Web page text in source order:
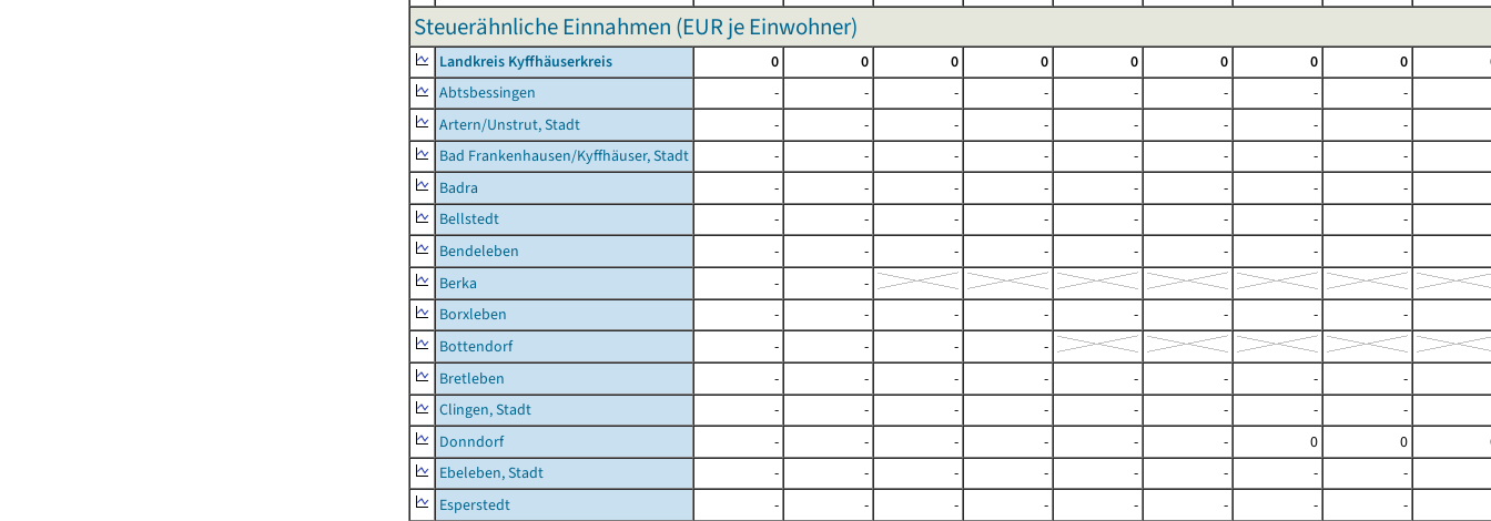
Steuerähnliche Einnahmen (EUR je Einwohner)
Landkreis Kyffhäuserkreis 0 0 0 0 0 0 0 0
Abtsbessingen
- - - - - - -
-
Artern/Unstrut, Stadt
- - - - - - -
-
Bad Frankenhausen/Kyffhäuser, Stadt
- - - - - - -
-
Badra
- - - - - - -
-
Bellstedt
- - - - - - -
-
Bendeleben
- - - - - - -
-
Berka
-
-
Borxleben
- - - - - - -
-
Bottendorf
- - -
-
Bretleben
- - - - - - -
-
Clingen, Stadt
- - - - - - -
-
Donndorf
- - - - - - 0 0
Ebeleben, Stadt
- - - - - - -
-
Esperstedt
- - - - - - -
-